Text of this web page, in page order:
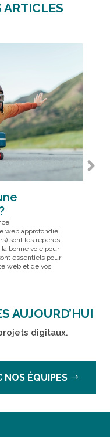
ARTICLES
!
web approfondie !
sont les repères
bonne voie pour
essentiels pour
web et de vos
AUJOURD’HUI
digitaux.
NOS ÉQUIPES